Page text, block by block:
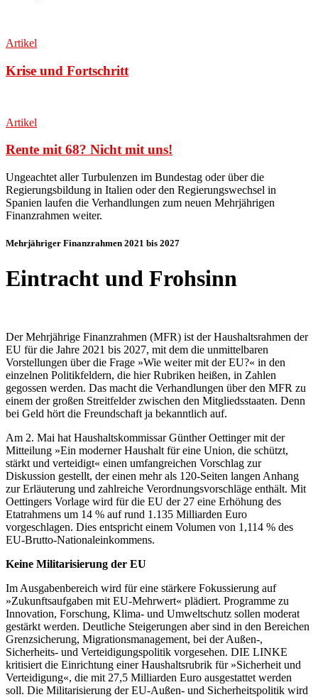
Artikel
Krise und Fortschritt
Artikel
Rente mit 68? Nicht mit uns!
Ungeachtet aller Turbulenzen im Bundestag oder über die
Regierungsbildung in Italien oder den Regierungswechsel in
Spanien laufen die Verhandlungen zum neuen Mehrjährigen
Finanzrahmen weiter.
Mehrjähriger Finanzrahmen 2021 bis 2027
Eintracht und Frohsinn
Der Mehrjährige Finanzrahmen (MFR) ist der Haushaltsrahmen der
EU für die Jahre 2021 bis 2027, mit dem die unmittelbaren
Vorstellungen über die Frage »Wie weiter mit der EU?« in den
einzelnen Politikfeldern, die hier Rubriken heißen, in Zahlen
gegossen werden. Das macht die Verhandlungen über den MFR zu
einem der großen Streitfelder zwischen den Mitgliedsstaaten. Denn
bei Geld hört die Freundschaft ja bekanntlich auf.
Am 2. Mai hat Haushaltskommissar Günther Oettinger mit der
Mitteilung »Ein moderner Haushalt für eine Union, die schützt,
stärkt und verteidigt« einen umfangreichen Vorschlag zur
Diskussion gestellt, der einen mehr als 120-Seiten langen Anhang
zur Erläuterung und zahlreiche Verordnungsvorschläge enthält. Mit
Oettingers Vorlage wird für die EU der 27 eine Erhöhung des
Etatrahmens um 14 % auf rund 1.135 Milliarden Euro
vorgeschlagen. Dies entspricht einem Volumen von 1,114 % des
EU-Brutto-Nationaleinkommens.
Keine Militarisierung der EU
Im Ausgabenbereich wird für eine stärkere Fokussierung auf
»Zukunftsaufgaben mit EU-Mehrwert« plädiert. Programme zu
Innovation, Forschung, Klima- und Umweltschutz sollen moderat
gestärkt werden. Deutliche Steigerungen aber sind in den Bereichen
Grenzsicherung, Migrationsmanagement, bei der Außen-,
Sicherheits- und Verteidigungspolitik vorgesehen. DIE LINKE
kritisiert die Einrichtung einer Haushaltsrubrik für »Sicherheit und
Verteidigung«, die mit 27,5 Milliarden Euro ausgestattet werden
soll. Die Militarisierung der EU-Außen- und Sicherheitspolitik wird